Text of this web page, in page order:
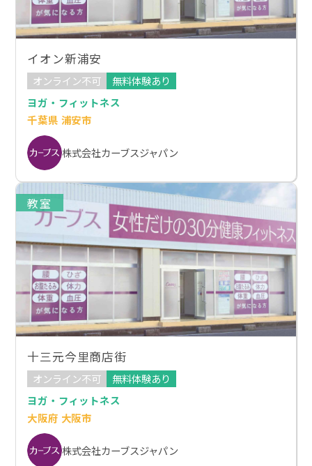
イオン新浦安
オンライン不可
無料体験あり
ヨガ・フィットネス
千葉県 浦安市
株式会社カーブスジャパン
教室
十三元今里商店街
オンライン不可
無料体験あり
ヨガ・フィットネス
大阪府 大阪市
株式会社カーブスジャパン